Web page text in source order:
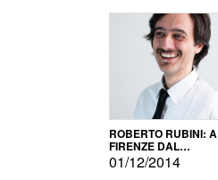
ROBERTO RUBINI: A
FIRENZE DAL
PRODOTTO ALLA
PROMOZIONE
01/12/2014